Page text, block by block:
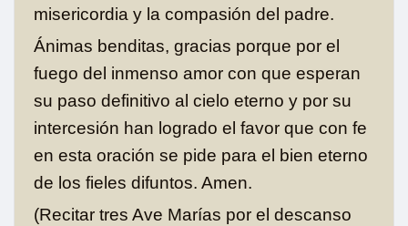
misericordia y la compasión del padre.
Ánimas benditas, gracias porque por el
fuego del inmenso amor con que esperan
su paso definitivo al cielo eterno y por su
intercesión han logrado el favor que con fe
en esta oración se pide para el bien eterno
de los fieles difuntos. Amen.
(Recitar tres Ave Marías por el descanso